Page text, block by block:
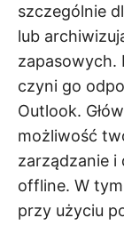
szczególnie
lub
zapasowych.
czyni go
Outlook.
możliwość
zarządzanie
offline. W
przy użyciu